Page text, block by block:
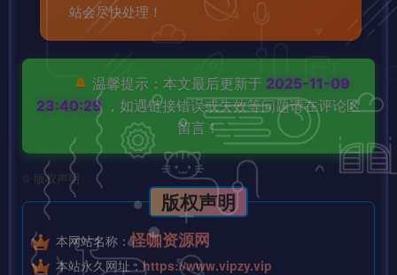
站会尽快处理！
🔔 温馨提示：本文最后更新于 2025-11-09
23:40:29 ，如遇链接错误或失效等问题请在评论区
留言！
版权声明
版权声明
本网站名称：怪咖资源网
本站永久网址：https://www.vipzy.vip